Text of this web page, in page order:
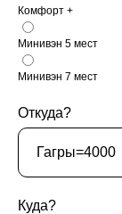
Комфорт +
Минивэн 5 мест
Минивэн 7 мест
Откуда?
Куда?